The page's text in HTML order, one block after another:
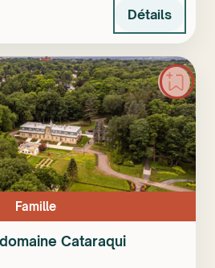
Détails
Famille
Cataraqui